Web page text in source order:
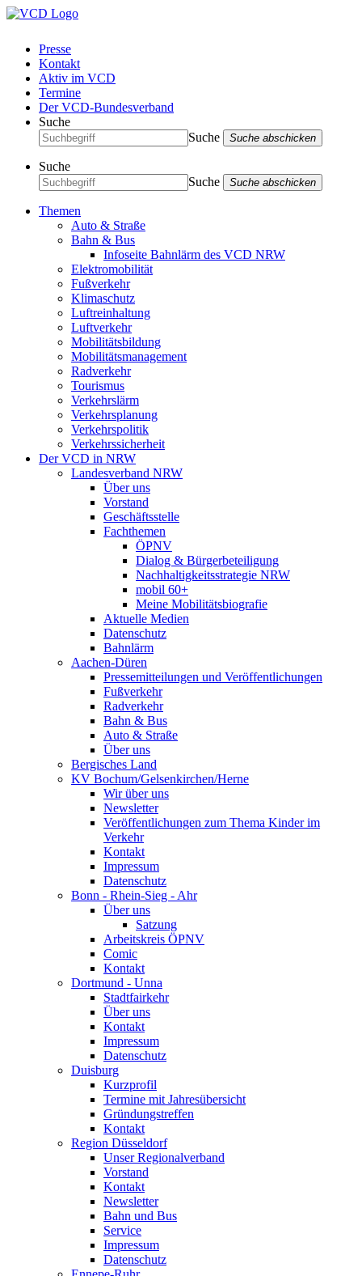
Presse
Kontakt
Aktiv im VCD
Termine
Der VCD-Bundesverband
Suche
Suche
Suche abschicken
Suche
Suche
Suche abschicken
Themen
Auto & Straße
Bahn & Bus
Infoseite Bahnlärm des VCD NRW
Elektromobilität
Fußverkehr
Klimaschutz
Luftreinhaltung
Luftverkehr
Mobilitätsbildung
Mobilitätsmanagement
Radverkehr
Tourismus
Verkehrslärm
Verkehrsplanung
Verkehrspolitik
Verkehrssicherheit
Der VCD in NRW
Landesverband NRW
Über uns
Vorstand
Geschäftsstelle
Fachthemen
ÖPNV
Dialog & Bürgerbeteiligung
Nachhaltigkeitsstrategie NRW
mobil 60+
Meine Mobilitätsbiografie
Aktuelle Medien
Datenschutz
Bahnlärm
Aachen-Düren
Pressemitteilungen und Veröffentlichungen
Fußverkehr
Radverkehr
Bahn & Bus
Auto & Straße
Über uns
Bergisches Land
KV Bochum/Gelsenkirchen/Herne
Wir über uns
Newsletter
Veröffentlichungen zum Thema Kinder im
Verkehr
Kontakt
Impressum
Datenschutz
Bonn - Rhein-Sieg - Ahr
Über uns
Satzung
Arbeitskreis ÖPNV
Comic
Kontakt
Dortmund - Unna
Stadtfairkehr
Über uns
Kontakt
Impressum
Datenschutz
Duisburg
Kurzprofil
Termine mit Jahresübersicht
Gründungstreffen
Kontakt
Region Düsseldorf
Unser Regionalverband
Vorstand
Kontakt
Newsletter
Bahn und Bus
Service
Impressum
Datenschutz